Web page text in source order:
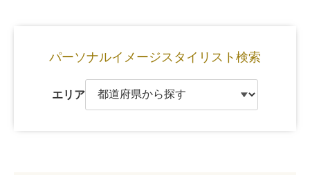
パーソナルイメージスタイリスト検索
エリア